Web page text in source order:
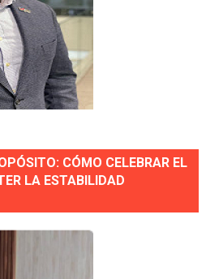
CÓMO CELEBRAR EL
LA ESTABILIDAD